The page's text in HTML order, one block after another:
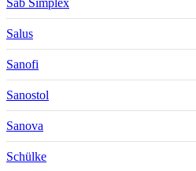
Sab Simplex
Salus
Sanofi
Sanostol
Sanova
Schülke